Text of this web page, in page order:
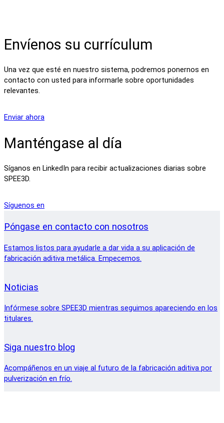
Envíenos su currículum
Una vez que esté en nuestro sistema, podremos ponernos en
contacto con usted para informarle sobre oportunidades
relevantes.
Enviar ahora
Manténgase al día
Síganos en LinkedIn para recibir actualizaciones diarias sobre
SPEE3D.
Síguenos en
Póngase en contacto con nosotros
Estamos listos para ayudarle a dar vida a su aplicación de
fabricación aditiva metálica. Empecemos.
Noticias
Infórmese sobre SPEE3D mientras seguimos apareciendo en los
titulares.
Siga nuestro blog
Acompáñenos en un viaje al futuro de la fabricación aditiva por
pulverización en frío.